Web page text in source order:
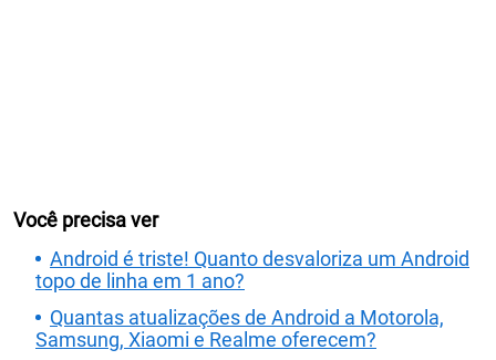
Você precisa ver
Android é triste! Quanto desvaloriza um Android
topo de linha em 1 ano?
Quantas atualizações de Android a Motorola,
Samsung, Xiaomi e Realme oferecem?